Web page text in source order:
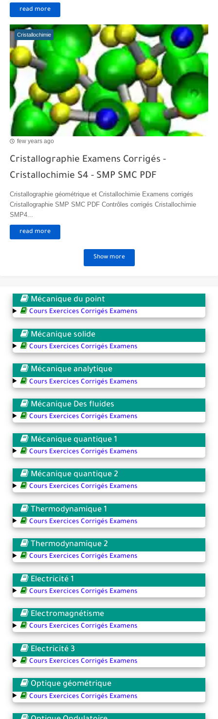
read more
Cristallochimie
few years ago
Cristallographie Examens Corrigés -
Cristallochimie S4 - SMP SMC PDF
Cristallographie géométrique et Cristallochimie Examens corrigés
Cristallographie SMP SMC PDF Contrôles corrigés Cristallochimie
SMP4...
read more
Show more
Mécanique du point
Cours Exercices Corrigés Examens
Mécanique solide
Cours Exercices Corrigés Examens
Mécanique analytique
Cours Exercices Corrigés Examens
Mécanique Des fluides
Cours Exercices Corrigés Examens
Mécanique quantique 1
Cours Exercices Corrigés Examens
Mécanique quantique 2
Cours Exercices Corrigés Examens
Thermodynamique 1
Cours Exercices Corrigés Examens
Thermodynamique 2
Cours Exercices Corrigés Examens
Electricité 1
Cours Exercices Corrigés Examens
Electromagnétisme
Cours Exercices Corrigés Examens
Electricité 3
Cours Exercices Corrigés Examens
Optique géométrique
Cours Exercices Corrigés Examens